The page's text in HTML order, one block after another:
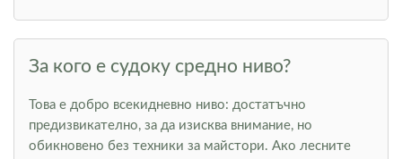
За кого е судоку средно ниво?
Това е добро всекидневно ниво: достатъчно
предизвикателно, за да изисква внимание, но
обикновено без техники за майстори. Ако лесните